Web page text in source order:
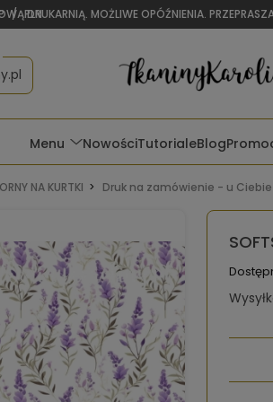
/ PLN
DRUKARNIĄ. MOŻLIWE OPÓŹNIENIA.
Menu NowościTutorialeBlog
NA KURTKI Druk na zamówienie - u